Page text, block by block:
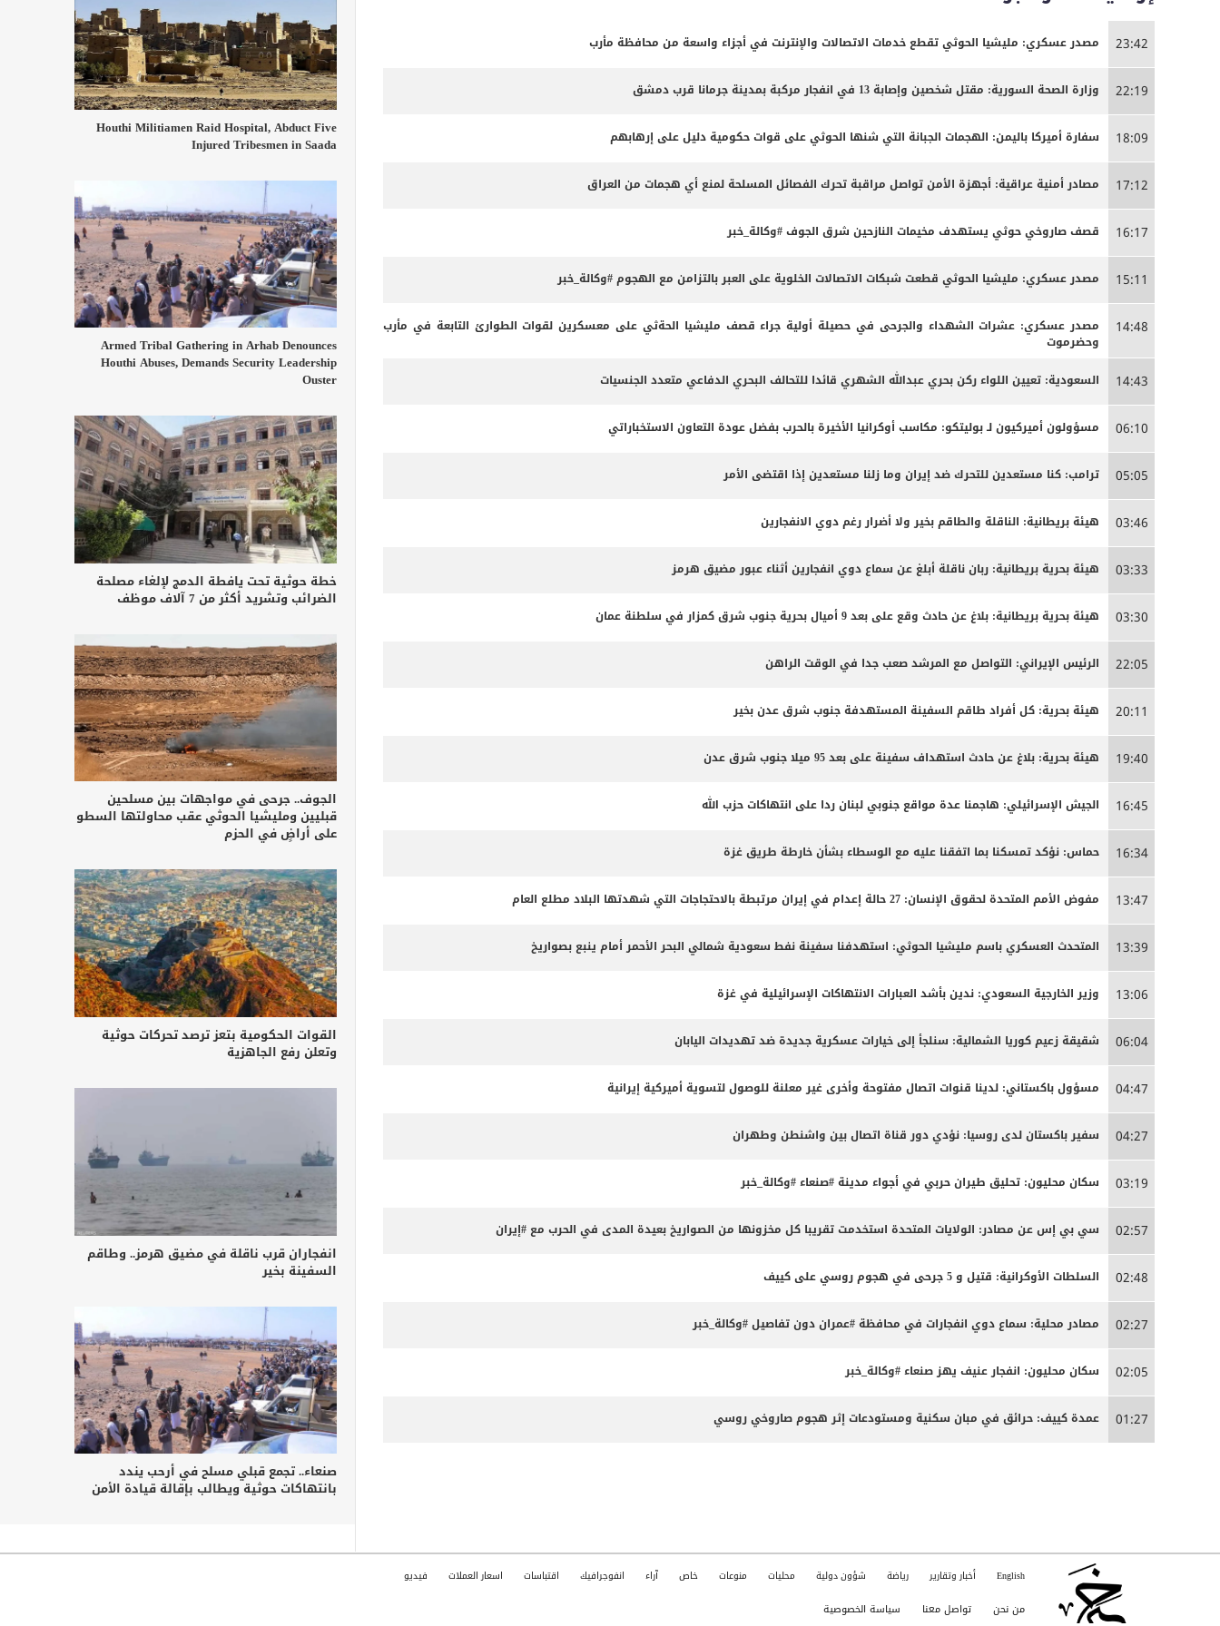
23:42 مصدر عسكري: مليشيا الحوثي تقطع خدمات الاتصالات والإنترنت في أجزاء واسعة من محافظة مأرب
22:19 وزارة الصحة السورية: مقتل شخصين وإصابة 13 في انفجار مركبة بمدينة جرمانا قرب دمشق
18:09 سفارة أميركا باليمن: الهجمات الجبانة التي شنها الحوثي على قوات حكومية دليل على إرهابهم
17:12 مصادر أمنية عراقية: أجهزة الأمن تواصل مراقبة تحرك الفصائل المسلحة لمنع أي هجمات من العراق
16:17 قصف صاروخي حوثي يستهدف مخيمات النازحين شرق الجوف #وكالة_خبر
15:11 مصدر عسكري: مليشيا الحوثي قطعت شبكات الاتصالات الخلوية على العبر بالتزامن مع الهجوم #وكالة_خبر
14:48
مصدر عسكري: عشرات الشهداء والجرحى ‏في حصيلة أولية جراء قصف مليشيا الحةثي على معسكرين لقوات الطوارئ التابعة في مأرب
وحضرموت
14:43 السعودية: تعيين اللواء ركن بحري عبدالله الشهري قائدا للتحالف البحري الدفاعي متعدد الجنسيات
06:10 مسؤولون أميركيون لـ بوليتكو: مكاسب أوكرانيا الأخيرة بالحرب بفضل عودة التعاون الاستخباراتي
05:05 ترامب: كنا مستعدين للتحرك ضد إيران وما زلنا مستعدين إذا اقتضى الأمر
03:46 هيئة بريطانية: الناقلة والطاقم بخير ولا أضرار رغم دوي الانفجارين
03:33 هيئة بحرية بريطانية: ربان ناقلة أبلغ عن سماع دوي انفجارين أثناء عبور مضيق هرمز
03:30 هيئة بحرية بريطانية: بلاغ عن حادث وقع على بعد 9 أميال بحرية جنوب شرق كمزار في سلطنة عمان
22:05 الرئيس الإيراني: التواصل مع المرشد صعب جدا في الوقت الراهن
20:11 هيئة بحرية: كل أفراد طاقم السفينة المستهدفة جنوب شرق عدن بخير
19:40 هيئة بحرية: بلاغ عن حادث استهداف سفينة على بعد 95 ميلا جنوب شرق عدن
16:45 الجيش الإسرائيلي: هاجمنا عدة مواقع جنوبي لبنان ردا على انتهاكات حزب الله
16:34 حماس: نؤكد تمسكنا بما اتفقنا عليه مع الوسطاء بشأن خارطة طريق غزة
13:47 مفوض الأمم المتحدة لحقوق الإنسان: 27 حالة إعدام في إيران مرتبطة بالاحتجاجات التي شهدتها البلاد مطلع العام
13:39 المتحدث العسكري باسم مليشيا الحوثي: استهدفنا سفينة نفط سعودية شمالي البحر الأحمر أمام ينبع بصواريخ
13:06 وزير الخارجية السعودي: ندين بأشد العبارات الانتهاكات الإسرائيلية في غزة
06:04 شقيقة زعيم كوريا الشمالية: سنلجأ إلى خيارات عسكرية جديدة ضد تهديدات اليابان
04:47 مسؤول باكستاني: لدينا قنوات اتصال مفتوحة وأخرى غير معلنة للوصول لتسوية أميركية إيرانية
04:27 سفير باكستان لدى روسيا: نؤدي دور قناة اتصال بين واشنطن وطهران
03:19 سكان محليون: تحليق طيران حربي في أجواء مدينة #صنعاء #وكالة_خبر
02:57 سي بي إس عن مصادر: الولايات المتحدة استخدمت تقريبا كل مخزونها من الصواريخ بعيدة المدى في الحرب مع #إيران
02:48 السلطات الأوكرانية: قتيل و 5 جرحى في هجوم روسي على كييف
02:27 مصادر محلية: سماع دوي انفجارات في محافظة #عمران دون تفاصيل #وكالة_خبر
02:05 سكان محليون: انفجار عنيف يهز صنعاء #وكالة_خبر
01:27 عمدة كييف: حرائق في مبان سكنية ومستودعات إثر هجوم صاروخي روسي
Houthi Militiamen Raid Hospital, Abduct Five
Injured Tribesmen in Saada
Armed Tribal Gathering in Arhab Denounces
Houthi Abuses, Demands Security Leadership
Ouster
خطة حوثية تحت يافطة الدمج لإلغاء مصلحة
الضرائب وتشريد أكثر من 7 آلاف موظف
الجوف.. جرحى في مواجهات بين مسلحين
قبليين ومليشيا الحوثي عقب محاولتها السطو
على أراضٍ في الحزم
القوات الحكومية بتعز ترصد تحركات حوثية
وتعلن رفع الجاهزية
انفجاران قرب ناقلة في مضيق هرمز.. وطاقم
السفينة بخير
صنعاء.. تجمع قبلي مسلح في أرحب يندد
بانتهاكات حوثية ويطالب بإقالة قيادة الأمن
English أخبار وتقارير رياضة شؤون دولية محليات منوعات خاص آراء انفوجرافيك اقتباسات اسعار العملات فيديو
من نحن تواصل معنا سياسة الخصوصية